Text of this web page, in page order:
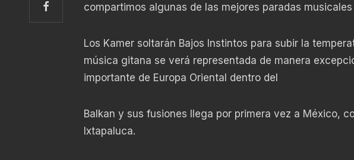
compartimos algunas de las mejores paradas
Los Kamer soltarán Bajos Instintos para subir la
música gitana se verá representada de manera
importante de Europa Oriental dentro del
Balkan y sus fusiones llega por primera vez a México,
Ixtapaluca.